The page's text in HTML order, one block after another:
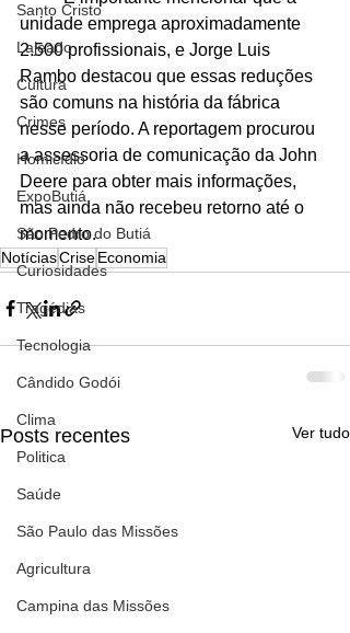
Santo Cristo
Lajeado
Cultura
Crimes
Homicídio
ExpoButiá
São Pedro do Butiá
Curiosidades
Tragédias
Tecnologia
Cândido Godói
Clima
Politica
Saúde
São Paulo das Missões
Agricultura
Campina das Missões
unidade emprega aproximadamente
2.500 profissionais, e Jorge Luis
Rambo destacou que essas reduções
são comuns na história da fábrica
nesse período. A reportagem procurou
a assessoria de comunicação da John
Deere para obter mais informações,
mas ainda não recebeu retorno até o
momento.
NotíciasCriseEconomia
Posts recentes Ver tudo